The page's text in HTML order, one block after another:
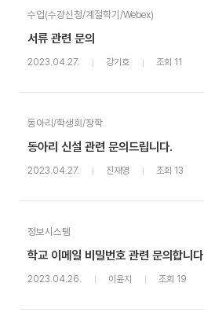
수업(수강신청/계절학기/Webex)
서류 관련 문의
2023.04.27. 강기호 조회 11
동아리/학생회/장학
동아리 신설 관련 문의드립니다.
2023.04.27. 진재영 조회 13
정보시스템
학교 이메일 비밀번호 관련 문의합니다
2023.04.26. 이윤지 조회 19